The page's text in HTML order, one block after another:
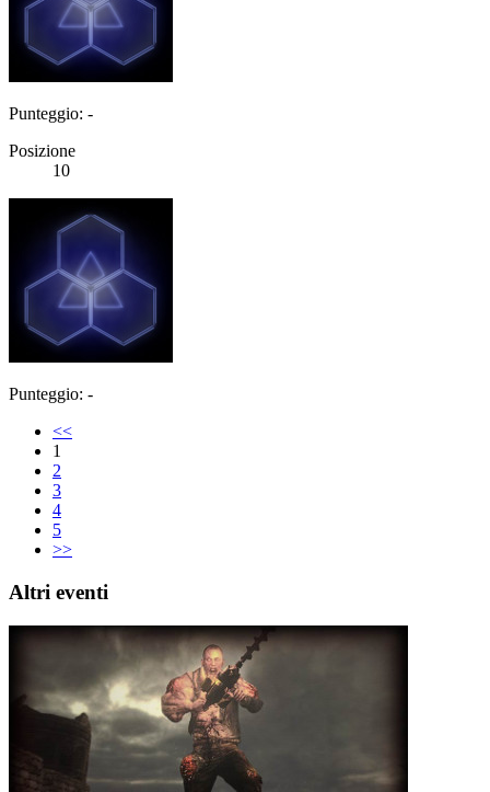
Punteggio: -
Posizione
10
Punteggio: -
<<
1
2
3
4
5
>>
Altri eventi